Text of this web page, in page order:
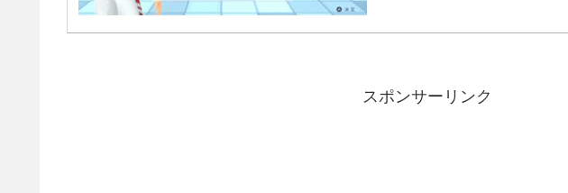
スポンサーリンク